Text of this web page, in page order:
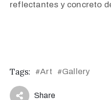
reflectantes y concreto
Tags: #Art #Gallery
Share